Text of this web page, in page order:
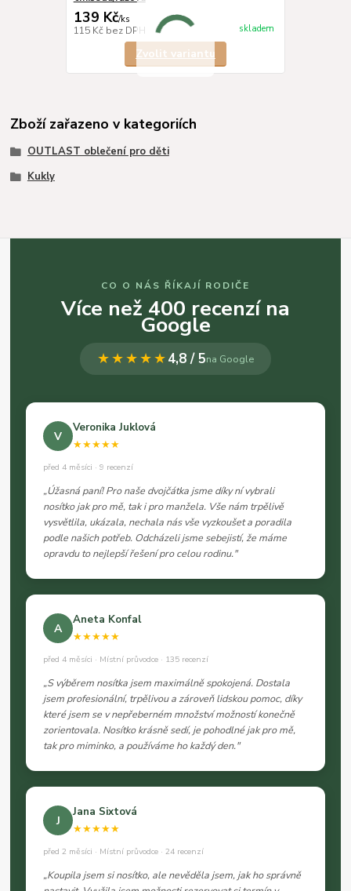
139 Kč/ks
115 Kč bez DPH skladem
Zvolit variantu
Zboží zařazeno v kategoriích
OUTLAST oblečení pro děti
Kukly
CO O NÁS ŘÍKAJÍ RODIČE
Více než 400 recenzí na
Google
★★★★★4,8 / 5na Google
V
Veronika Juklová
★★★★★
před 4 měsíci · 9 recenzí
„Úžasná paní! Pro naše dvojčátka jsme díky ní vybrali
nosítko jak pro mě, tak i pro manžela. Vše nám trpělivě
vysvětlila, ukázala, nechala nás vše vyzkoušet a poradila
podle našich potřeb. Odcházeli jsme sebejistí, že máme
opravdu to nejlepší řešení pro celou rodinu."
A
Aneta Konfal
★★★★★
před 4 měsíci · Místní průvodce · 135 recenzí
„S výběrem nosítka jsem maximálně spokojená. Dostala
jsem profesionální, trpělivou a zároveň lidskou pomoc, díky
které jsem se v nepřeberném množství možností konečně
zorientovala. Nosítko krásně sedí, je pohodlné jak pro mě,
tak pro miminko, a používáme ho každý den."
J
Jana Sixtová
★★★★★
před 2 měsíci · Místní průvodce · 24 recenzí
„Koupila jsem si nosítko, ale nevěděla jsem, jak ho správně